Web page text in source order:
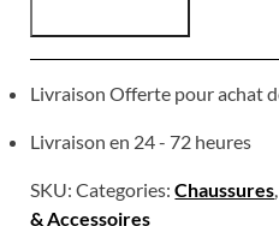
Livraison Offerte pour achat
Livraison en 24 - 72 heures
SKU:Categories:Chaussures
& Accessoires